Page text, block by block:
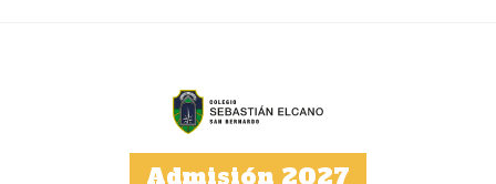
Admisión 2027